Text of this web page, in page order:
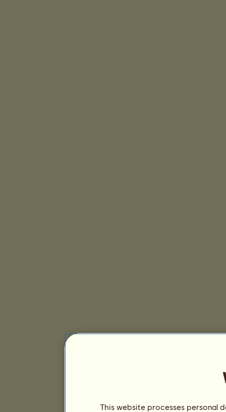
This website processes personal